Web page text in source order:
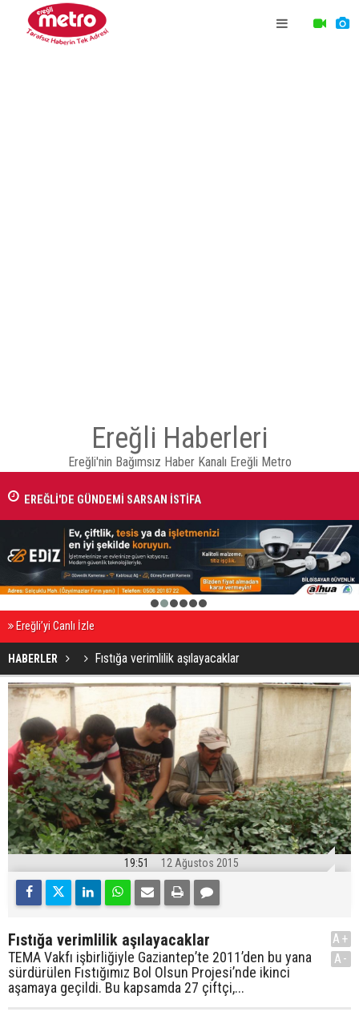
Ereğli Haberleri
Ereğli'nin Bağımsız Haber Kanalı Ereğli Metro
EREĞLİ'DE GÜNDEMİ SARSAN İSTİFA
2 3 4 5 6
Ereğli’yi Canlı İzle
HABERLER Fıstığa verimlilik aşılayacaklar
19:51 12 Ağustos 2015
Fıstığa verimlilik aşılayacaklar
TEMA Vakfı işbirliğiyle Gaziantep’te 2011’den bu yana
sürdürülen Fıstığımız Bol Olsun Projesi’nde ikinci
aşamaya geçildi. Bu kapsamda 27 çiftçi,...
A+
A-